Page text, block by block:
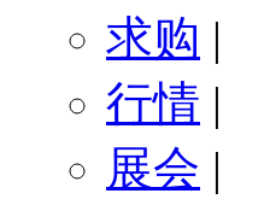
求购 |
行情 |
展会 |